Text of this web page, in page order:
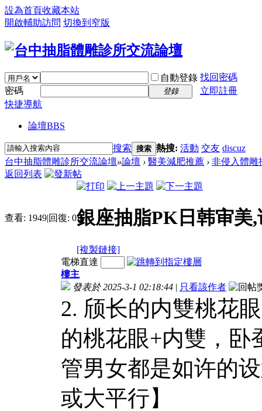
設為首頁收藏本站
開啟輔助訪問 切換到窄版
自動登錄 找回密碼
密碼
登錄
立即註冊
快捷導航
論壇BBS
搜索 搜索 熱搜: 活動 交友 discuz
台中抽脂體雕診所交流論壇»論壇 › 醫美減肥推薦 › 非侵入體雕
返回列表
查看: 1949|回復: 0銀座抽脂PK日韩审美
[複製鏈接]
電梯直達
樓主
發表於 2025-3-1 02:18:44 | 只看該作者
2. 颀长的内雙桃花
的桃花眼+内雙，卧
管男女都是如许的
或大平行】